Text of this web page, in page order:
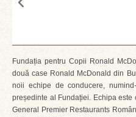
Fundația pentru Copii Ronald
două case Ronald McDonald din
noii echipe de conducere,
președinte al Fundației. Echipa
General Premier Restaurants